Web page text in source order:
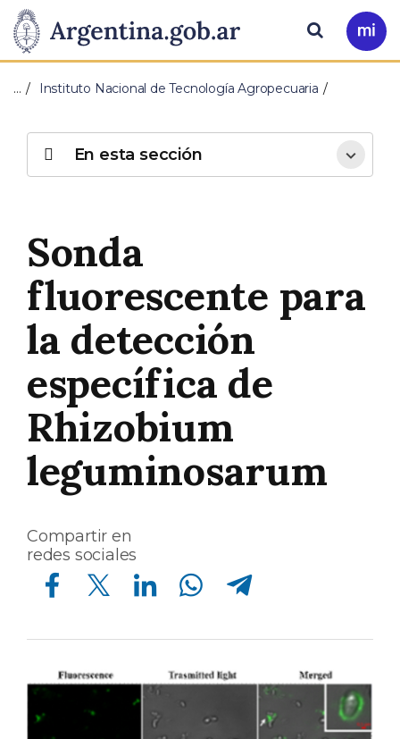
Presidencia
de
Nación
Pasar al contenido principal
Ir
a
Buscar
… Instituto Nacional de Tecnología Agropecuaria
Sonda
fluorescente para
la detección
específica de
Rhizobium
leguminosarum
Compartir en
redes sociales
Compartir en Facebook Compartir en Twitter Compartir en Linkedin Compartir en Whatsapp Compartir en Telegram
En esta sección